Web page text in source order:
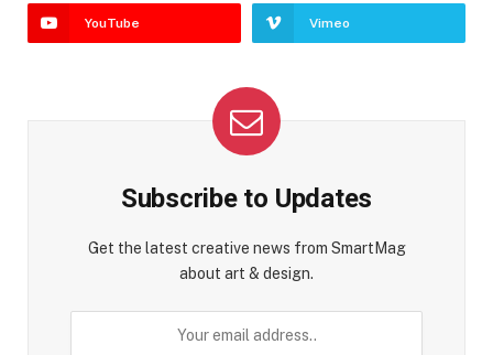
YouTube Vimeo
Subscribe to Updates
Get the latest creative news from SmartMag
about art & design.